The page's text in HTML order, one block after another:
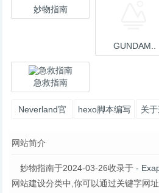
妙物指南
GUNDAM..
急救指南
Neverland官
hexo脚本编写
关
网站简介
妙物指南于2024-03-26收录于 -
网站建设分类中,你可以通过关键字网